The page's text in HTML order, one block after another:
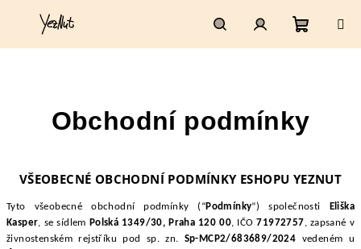
HledatPřihlášení
Obchodní podmínky
VŠEOBECNÉ OBCHODNÍ PODMÍNKY ESHOPU YEZNUT
Tyto všeobecné obchodní podmínky (“Podmínky”) společnosti
Eliška
Kasper, se sídlem Polská 1349/30, Praha 120 00, IČO71972757 , zapsané v
živnostenském rejstříku pod sp. zn. Sp-MCP2/683689/2024 vedeném u